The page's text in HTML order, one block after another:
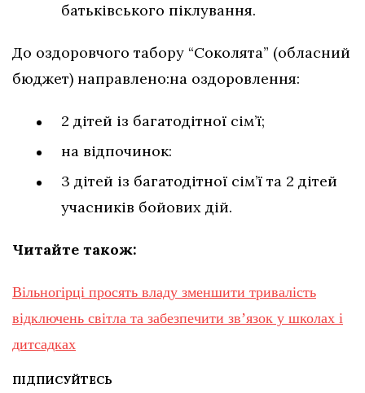
батьківського піклування.
До оздоровчого табору “Соколята” (обласний
бюджет) направлено:на оздоровлення:
2 дітей із багатодітної сім’ї;
на відпочинок:
3 дітей із багатодітної сім’ї та 2 дітей
учасників бойових дій.
Читайте також:
Вільногірці просять владу зменшити тривалість
відключень світла та забезпечити зв’язок у школах і
дитсадках
ПІДПИСУЙТЕСЬ